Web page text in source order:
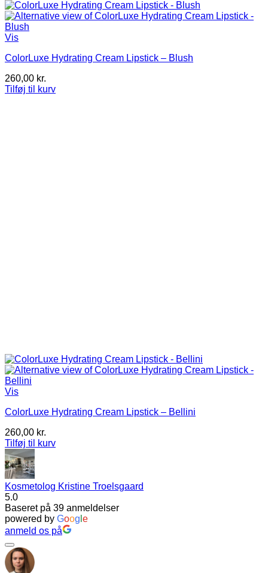
Vis
ColorLuxe Hydrating Cream Lipstick – Blush
260,00 kr.
Tilføj til kurv
Vis
ColorLuxe Hydrating Cream Lipstick – Bellini
260,00 kr.
Tilføj til kurv
Kosmetolog Kristine Troelsgaard
5.0
Baseret på 39 anmeldelser
powered by Goog e
anmeld os på